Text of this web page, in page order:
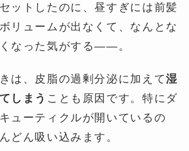
ットしたのに、昼すぎには前髪
リュームが出なくて、なんとな
なった気がする——。
は、皮脂の過剰分泌に加えて湿
しまう ことも原因です。特にダ
ューティクルが開いているの
どん吸い込みます。